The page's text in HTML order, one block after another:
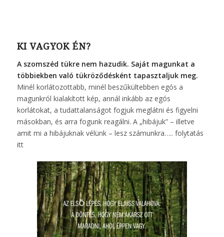
KI VAGYOK ÉN?
A szomszéd tükre nem hazudik. Saját magunkat a
többiekben való tükröződésként tapasztaljuk meg.
Minél korlátozottabb, minél beszűkültebben egós a
magunkról kialakított kép, annál inkább az egós
korlátokat, a tudattalanságot fogjuk meglátni és figyelni
másokban, és arra fogunk reagálni. A „hibájuk” – illetve
amit mi a hibájuknak vélünk – lesz számunkra….. folytatás
itt